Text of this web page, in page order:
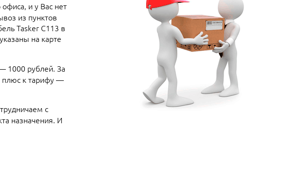
и у Вас нет
из пунктов
Tasker C113 в
на карте
1000 рублей. За
плюс к тарифу —
с
назначения. И